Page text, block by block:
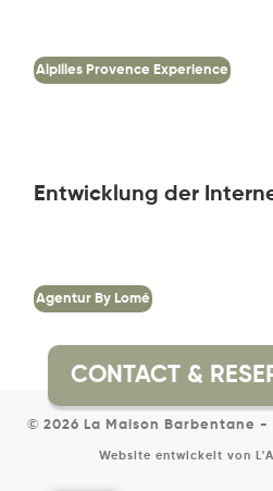
Alpilles Provence Experience
Entwicklung der
Agentur By Lomé
© 2026 La Maison Barbentane -
Website entwickelt von